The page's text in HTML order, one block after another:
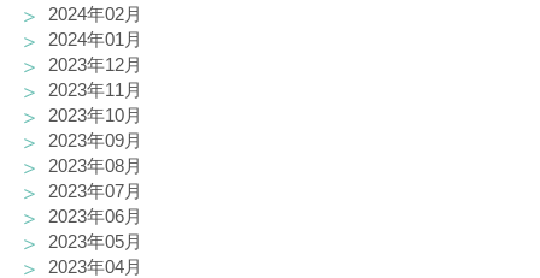
2024年02月
2024年01月
2023年12月
2023年11月
2023年10月
2023年09月
2023年08月
2023年07月
2023年06月
2023年05月
2023年04月